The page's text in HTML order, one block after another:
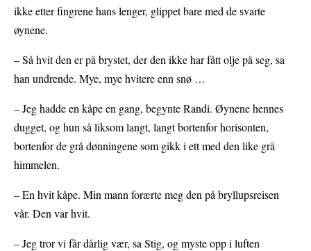
ikke etter fingrene hans lenger, glippet bare med de svarte
øynene.
– Så hvit den er på brystet, der den ikke har fått olje på seg, sa
han undrende. Mye, mye hvitere enn snø …
– Jeg hadde en kåpe en gang, begynte Randi. Øynene hennes
dugget, og hun så liksom langt, langt bortenfor horisonten,
bortenfor de grå dønningene som gikk i ett med den like grå
himmelen.
– En hvit kåpe. Min mann forærte meg den på bryllupsreisen
vår. Den var hvit.
– Jeg tror vi får dårlig vær, sa Stig, og myste opp i luften